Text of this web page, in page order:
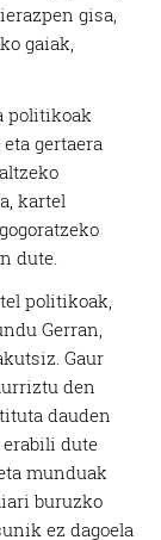
gisa,
gaiak,
politikoak
gertaera
kartel
dute.
politikoak,
Gerran,
Gaur
den
dauden
dute
munduak
buruzko
ez dagoela